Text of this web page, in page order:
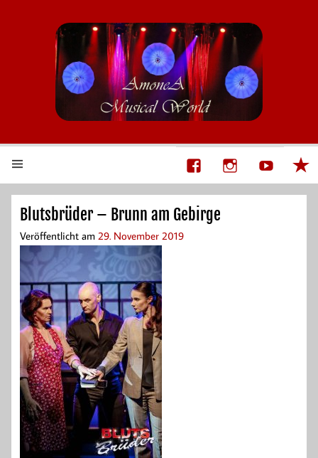
Blutsbrüder – Brunn am Gebirge
Veröffentlicht am 29. November 2019